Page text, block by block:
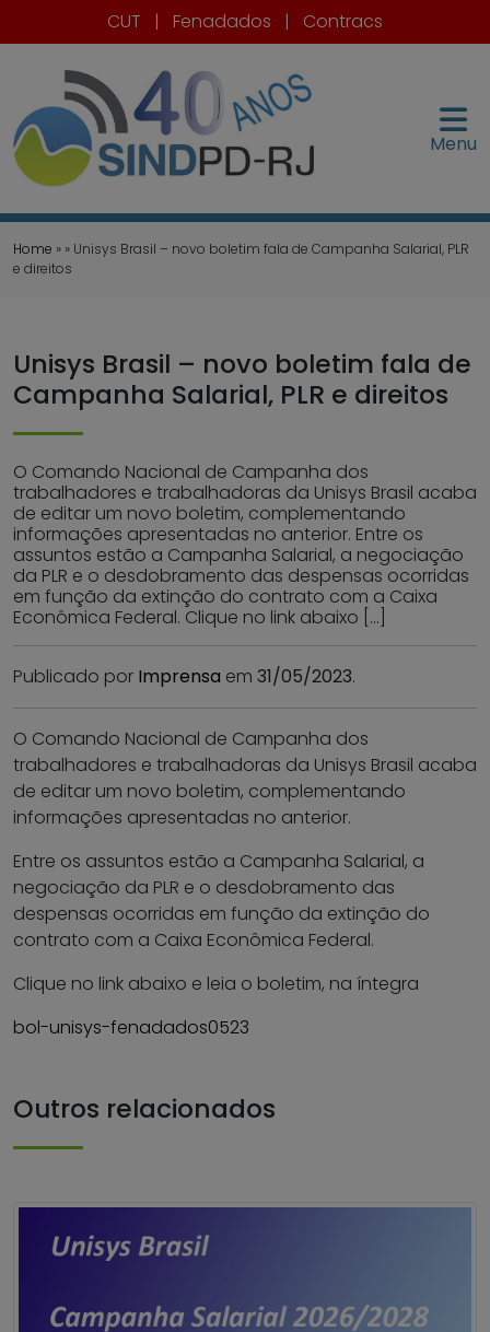
CUT | Fenadados | Contracs
Menu
Home » » Unisys Brasil – novo boletim fala de Campanha Salarial, PLR
e direitos
Unisys Brasil – novo boletim fala de
Campanha Salarial, PLR e direitos
O Comando Nacional de Campanha dos
trabalhadores e trabalhadoras da Unisys Brasil acaba
de editar um novo boletim, complementando
informações apresentadas no anterior. Entre os
assuntos estão a Campanha Salarial, a negociação
da PLR e o desdobramento das despensas ocorridas
em função da extinção do contrato com a Caixa
Econômica Federal. Clique no link abaixo […]
Publicado por Imprensa em 31/05/2023.
O Comando Nacional de Campanha dos
trabalhadores e trabalhadoras da Unisys Brasil acaba
de editar um novo boletim, complementando
informações apresentadas no anterior.
Entre os assuntos estão a Campanha Salarial, a
negociação da PLR e o desdobramento das
despensas ocorridas em função da extinção do
contrato com a Caixa Econômica Federal.
Clique no link abaixo e leia o boletim, na íntegra
bol-unisys-fenadados0523
Outros relacionados